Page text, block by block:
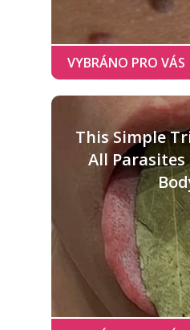
This Simple
All